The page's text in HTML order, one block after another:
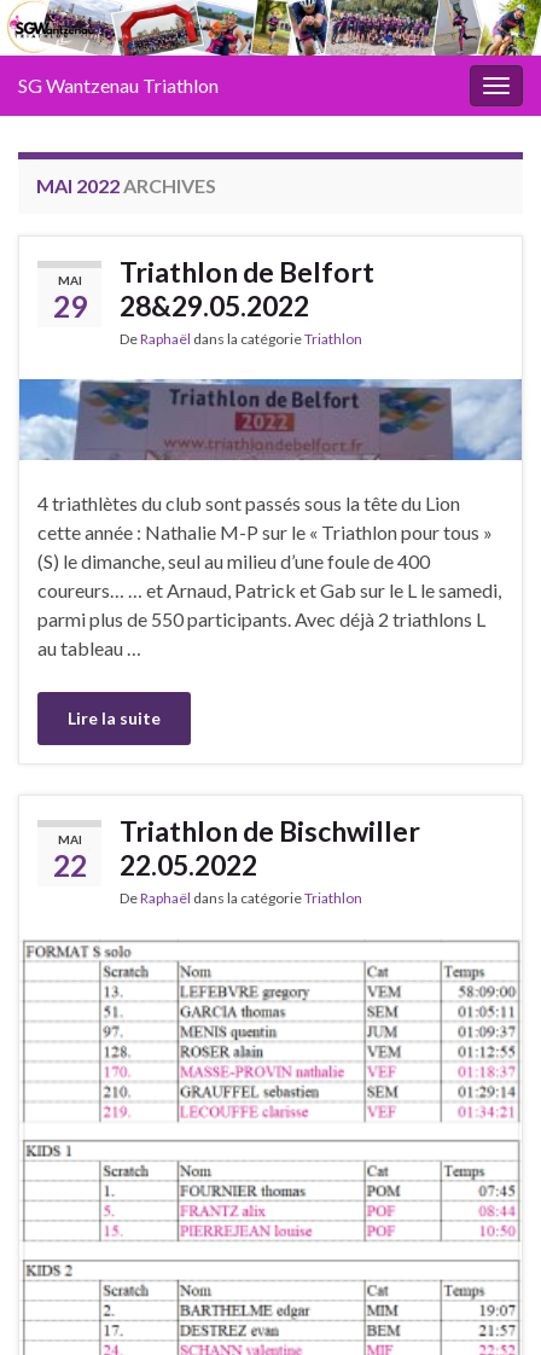
SG Wantzenau Triathlon
MAI 2022ARCHIVES
MAI
29
Triathlon de Belfort
28&29.05.2022
DeRaphaël dans la catégorieTriathlon
4 triathlètes du club sont passés sous la tête du Lion
cette année : Nathalie M-P sur le « Triathlon pour tous »
(S) le dimanche, seul au milieu d’une foule de 400
coureurs… … et Arnaud, Patrick et Gab sur le L le samedi,
parmi plus de 550 participants. Avec déjà 2 triathlons L
au tableau …
Lire la suite
MAI
22
Triathlon de Bischwiller
22.05.2022
DeRaphaël dans la catégorieTriathlon